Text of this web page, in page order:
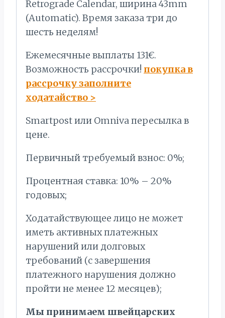
Retrograde Calendar, ширина 43mm
(Automatic). Время заказа три до
шесть неделям!
Ежемесячные выплаты 131€.
Bозможность рассрочки! покупка в
рассрочку заполните
ходатайство >
Smartpost или Omniva пересылка в
цене.
Первичный требуемый взнос: 0%;
Процентная ставка: 10% – 20%
годовых;
Ходатайствующее лицо не может
иметь активных платежных
нарушений или долговых
требований (с завершения
платежного нарушения должно
пройти не менее 12 месяцев);
Мы принимаем швейцарских